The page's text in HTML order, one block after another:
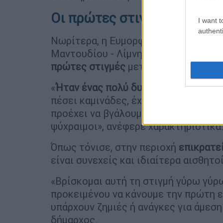
I want
Οι πρώτες στιγμές μετά
Νωρίτερα, η Ευμορφία Πασχαλίδη,
Μαντουδίου - Λίμνης - Αγίας Άννας,
πρώτες στιγμές μετά τον ισχυρό
«Ήταν ένας πολύ δυνατός σεισμός.
πέσει καμινάδες, έχουν σπάσει
προέχει να βγάλουμε τον κόσμο έξω,
ψύχραιμοι», ανέφερε
Όπως τόνισε, στην περιοχή
είναι συνεχείς και ιδιαίτερα
«Βρίσκομαι αυτή τη στιγμή γύρω
προκειμένου να κάνουμε την πρώτη
υπάρχουν ζημιές ή ανάγκες για
δήμαρχος.